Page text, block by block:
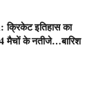
इतिहास का
मैचों के नतीजे…बारिश